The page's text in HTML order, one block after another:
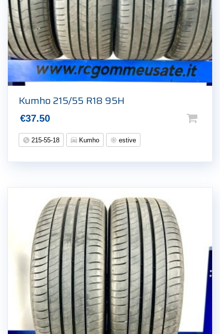
Kumho 215/55 R18 95H
€37.50
215-55-18 Kumho estive